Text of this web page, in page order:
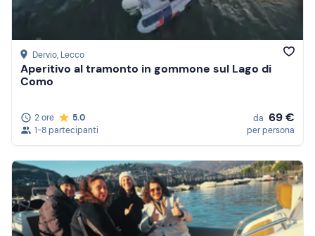
Recensioni
Dervio, Lecco
Aperitivo al tramonto in gommone sul Lago di
Como
2 ore
5.0
1-8 partecipanti
da 69 €
per persona